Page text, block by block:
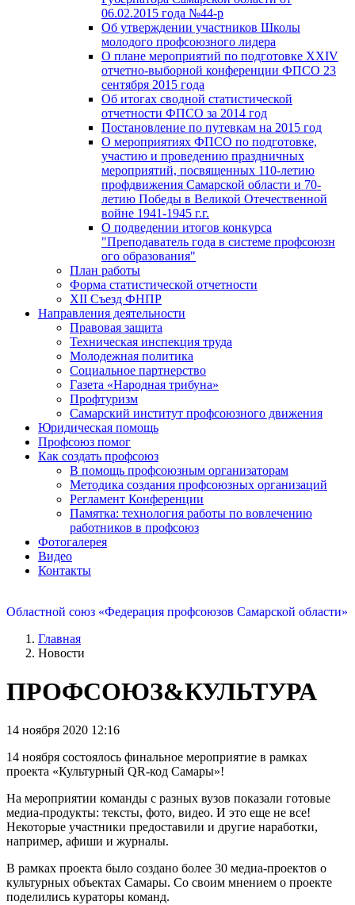
06.02.2015 года №44-р
Об утверждении участников Школы
молодого профсоюзного лидера
О плане мероприятий по подготовке XXIV
отчетно-выборной конференции ФПСО 23
сентября 2015 года
Об итогах сводной статистической
отчетности ФПСО за 2014 год
Постановление по путевкам на 2015 год
О мероприятиях ФПСО по подготовке,
участию и проведению праздничных
мероприятий, посвященных 110-летию
профдвижения Самарской области и 70-
летию Победы в Великой Отечественной
войне 1941-1945 г.г.
О подведении итогов конкурса
"Преподаватель года в системе профсоюзн
ого образования"
План работы
Форма статистической отчетности
XII Съезд ФНПР
Направления деятельности
Правовая защита
Техническая инспекция труда
Молодежная политика
Социальное партнерство
Газета «Народная трибуна»
Профтуризм
Самарский институт профсоюзного движения
Юридическая помощь
Профсоюз помог
Как создать профсоюз
В помощь профсоюзным организаторам
Методика создания профсоюзных организаций
Регламент Конференции
Памятка: технология работы по вовлечению
работников в профсоюз
Фотогалерея
Видео
Контакты
Областной союз «Федерация профсоюзов Самарской области»
Главная
Новости
ПРОФСОЮЗ&КУЛЬТУРА
14 ноября 2020 12:16
14 ноября состоялось финальное мероприятие в рамках
проекта «Культурный QR-код Самары»!
На мероприятии команды с разных вузов показали готовые
медиа-продукты: тексты, фото, видео. И это еще не все!
Некоторые участники предоставили и другие наработки,
например, афиши и журналы.
В рамках проекта было создано более 30 медиа-проектов о
культурных объектах Самары. Со своим мнением о проекте
поделились кураторы команд.